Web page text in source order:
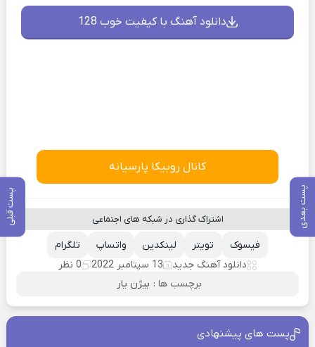
پست بعدی پست قبلی
دانلود آهنگ با کیفیت خوب 128
کانال روبیکا پارسیانه
اشتراک گذاری در شبکه های اجتماعی
تلگرام واتساپ لینکدین تویتر
فیسوک
دانلود آهنگ جدید
13 سپتامبر 2022
0 نظر
برچسب ها : بیژن یار
پست های پیشنهادی